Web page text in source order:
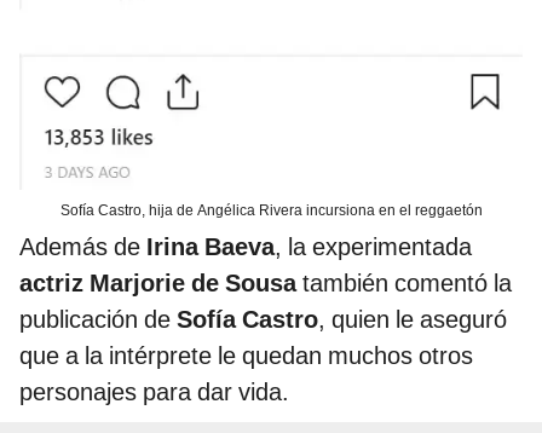
Sofía Castro, hija de Angélica Rivera incursiona en el reggaetón
Además de Irina Baeva, la experimentada
actriz Marjorie de Sousatambién comentó la
publicación de Sofía Castro, quien le aseguró
que a la intérprete le quedan muchos otros
personajes para dar vida.